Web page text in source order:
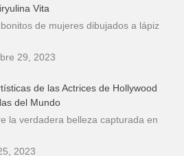
Vita
de mujeres dibujados a lápiz
29, 2023
de las Actrices de Hollywood
del Mundo
la verdadera belleza capturada en
2023